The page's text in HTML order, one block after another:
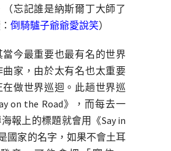
忘記誰是納斯爾丁大師了
倒騎驢子爺爺愛說笑）
今最重要也最有名的世界
曲家，由於太有名也太重要
做世界巡迴。此趟世界巡
on the Road》，而每去一
報上的標題就會用《Say in
是國家的名字，如果不會土耳